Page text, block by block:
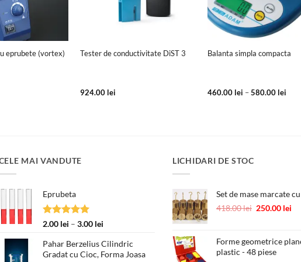
eprubete (vortex) Tester de conductivitate DiST 3
924.00 lei
+
Balanta simpla compacta
460.00 lei – 580.00 lei
MAI VANDUTE
Eprubeta
Evaluat la
2.00 lei – 3.00 leiInterval
prețuri:
2.00 lei
Pahar Berzelius Cilindric
Gradat cu Cioc, Forma Joasa
LICHIDARI DE STOC
Set de mase marcate
418.00lei Prețul
fost:
418.00 lei.
250.00 lei
Forme geometrice
plastic - 48 piese